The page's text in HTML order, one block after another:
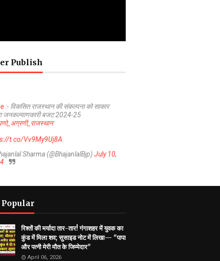
Publish
:- विकसित राजस्थान की संकल्पना को साकार
जनकल्याणकारी बजट 2024-25
t.co/Vv9My9Uj8A
Sharma (@BhajanlalBjp) July 10,
रिश्तों की मर्यादा तार-तार! गंगाशहर में युवक का
कुंड में मिला शव; सुसाइड नोट में लिखा— "पापा
और पत्नी मेरी मौत के जिम्मेदार"
April 06, 2026